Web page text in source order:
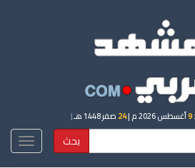
9أغسطس 2026 م | 24 صفر 1448 هـ |
بحث